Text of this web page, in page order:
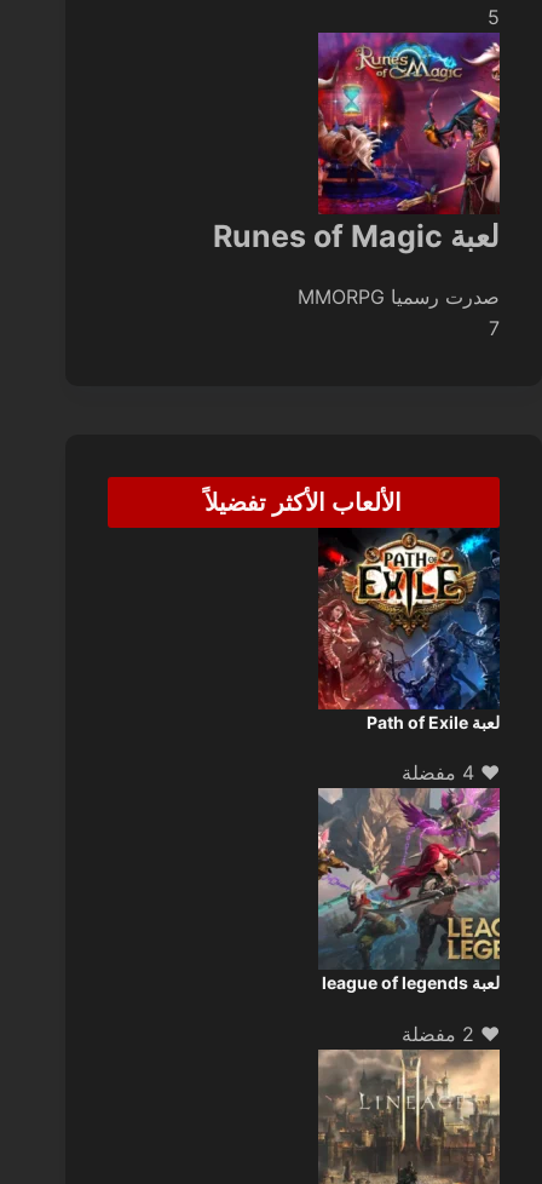
5
لعبة Runes of Magic
صدرت رسميا MMORPG
7
الألعاب الأكثر تفضيلاً
لعبة Path of Exile
❤️ 4 مفضلة
لعبة league of legends
❤️ 2 مفضلة